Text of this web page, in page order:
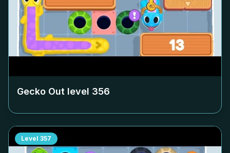
Gecko Out level 356
Level 357